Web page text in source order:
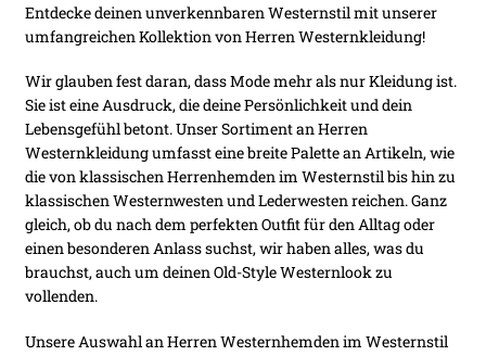
öffnen
Stiefel
öffnen
Gürtel
Accessoires
öffnen
Entdecke deinen unverkennbaren Westernstil mit unserer
umfangreichen Kollektion von Herren Westernkleidung!
Wir glauben fest daran, dass Mode mehr als nur Kleidung ist.
Sie ist eine Ausdruck, die deine Persönlichkeit und dein
Lebensgefühl betont. Unser Sortiment an Herren
Westernkleidung umfasst eine breite Palette an Artikeln, wie
die von klassischen Herrenhemden im Westernstil bis hin zu
klassischen Westernwesten und Lederwesten reichen. Ganz
gleich, ob du nach dem perfekten Outfit für den Alltag oder
einen besonderen Anlass suchst, wir haben alles, was du
brauchst, auch um deinen Old-Style Westernlook zu
vollenden.
Unsere Auswahl an Herren Westernhemden im Westernstil